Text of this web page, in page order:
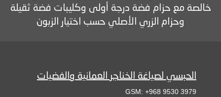
خالصة مع حزام فضة درجة أولى وكليبات فضة ثقيلة
وحزام الزري الأصلي حسب اختيار الزبون
الحبسي لصياغة الخناجر العمانية والفضيات
GSM: +968 9530 3979